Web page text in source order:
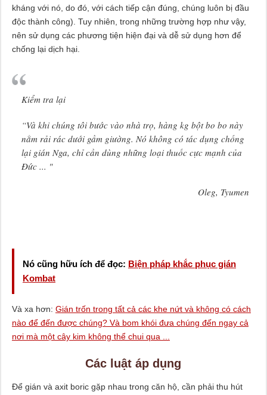
kháng với nó, do đó, với cách tiếp cận đúng, chúng luôn bị đầu
độc thành công). Tuy nhiên, trong những trường hợp như vậy,
nên sử dụng các phương tiện hiện đại và dễ sử dụng hơn để
chống lại dịch hại.
Kiểm tra lại
“Và khi chúng tôi bước vào nhà trọ, hàng kg bột bo bo này
nằm rải rác dưới gầm giường. Nó không có tác dụng chống
lại gián Nga, chỉ cần dùng những loại thuốc cực mạnh của
Đức ... "
Oleg, Tyumen
Nó cũng hữu ích để đọc: Biện pháp khắc phục gián
Kombat
Và xa hơn: Gián trốn trong tất cả các khe nứt và không có cách
nào để đến được chúng? Và bom khói đưa chúng đến ngay cả
nơi mà một cây kim không thể chui qua ...
Các luật áp dụng
Để gián và axit boric gặp nhau trong căn hộ, cần phải thu hút